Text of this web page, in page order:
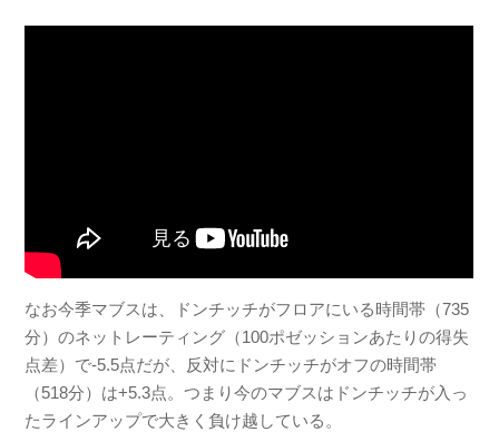
なお今季マブスは、ドンチッチがフロアにいる時間帯（735
分）のネットレーティング（100ポゼッションあたりの得失
点差）で-5.5点だが、反対にドンチッチがオフの時間帯
（518分）は+5.3点。つまり今のマブスはドンチッチが入っ
たラインアップで大きく負け越している。